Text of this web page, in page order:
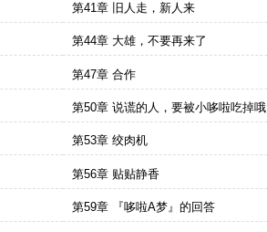
第41章 旧人走，新人来
第44章 大雄，不要再来了
第47章 合作
第50章 说谎的人，要被小哆啦吃掉哦
第53章 绞肉机
第56章 贴贴静香
第59章 『哆啦A梦』的回答